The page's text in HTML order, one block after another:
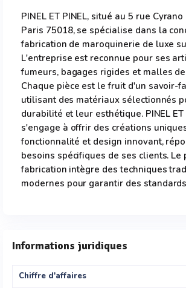
PINEL ET PINEL, situé au 5 rue
Paris 75018, se spécialise dans la
fabrication de maroquinerie de luxe
L'entreprise est reconnue pour ses
fumeurs, bagages rigides et malles
Chaque pièce est le fruit d'un savoir-
utilisant des matériaux sélectionnés
durabilité et leur esthétique. PINEL ET
s'engage à offrir des créations
fonctionnalité et design innovant,
besoins spécifiques de ses clients. Le
fabrication intègre des techniques
modernes pour garantir des
Informations juridiques
Chiffre d'affaires